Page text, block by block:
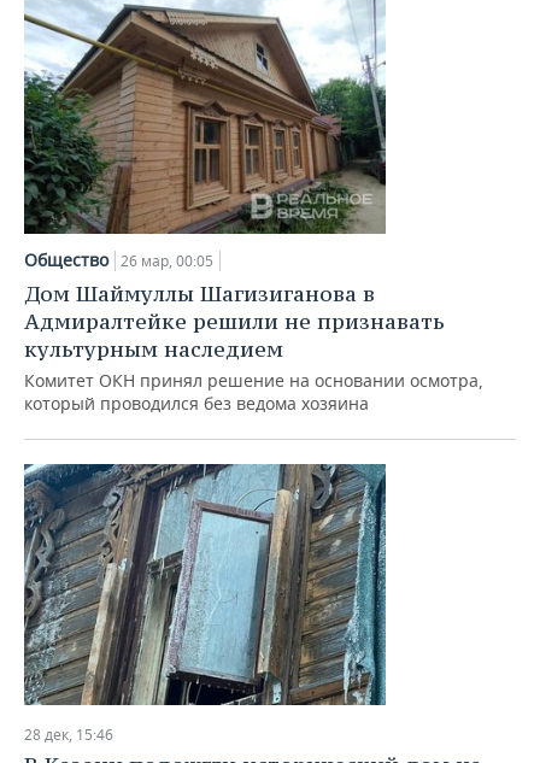
Общество 26 мар, 00:05
Дом Шаймуллы Шагизиганова в
Адмиралтейке решили не признавать
культурным наследием
Комитет ОКН принял решение на основании осмотра,
который проводился без ведома хозяина
28 дек, 15:46